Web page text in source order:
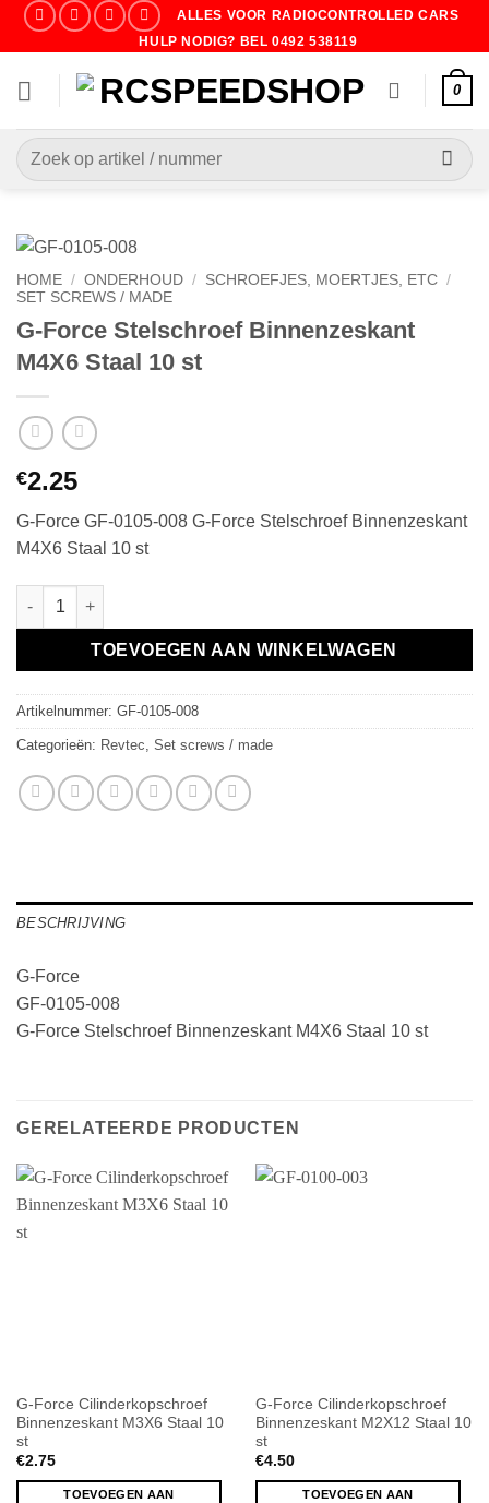
ALLES VOOR RADIOCONTROLLED CARS
HULP NODIG? BEL 0492 538119
0
Zoeken
naar:
HOME / ONDERHOUD / SCHROEFJES, MOERTJES, ETC /
SET SCREWS / MADE
G-Force Stelschroef Binnenzeskant
M4X6 Staal 10 st
€2.25
G-Force GF-0105-008 G-Force Stelschroef Binnenzeskant
M4X6 Staal 10 st
G-Force Stelschroef Binnenzeskant M4X6 Staal 10 st aantal
TOEVOEGEN AAN WINKELWAGEN
Artikelnummer: GF-0105-008
Categorieën: Revtec Set screws / made
BESCHRIJVING
G-Force
GF-0105-008
G-Force Stelschroef Binnenzeskant M4X6 Staal 10 st
GERELATEERDE PRODUCTEN
G-Force Cilinderkopschroef
Binnenzeskant M3X6 Staal 10
st
€2.75
TOEVOEGEN AAN
G-Force Cilinderkopschroef
Binnenzeskant M2X12 Staal 10
st
€4.50
TOEVOEGEN AAN